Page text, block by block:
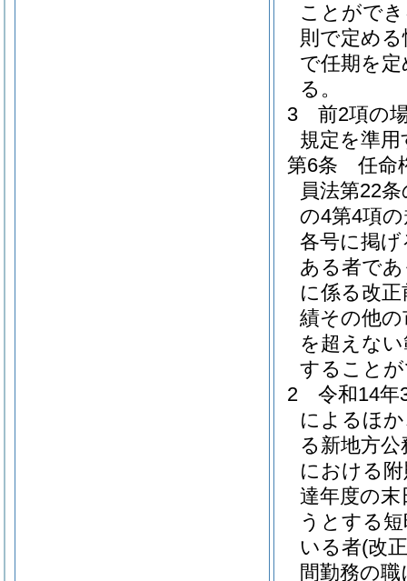
ことがで
則で定め
で任期を
る。
3
前2項の
規定を準用
第6条
任命
員法第22
の4第4項
各号に掲
ある者で
に係る改
績その他
を超えな
すること
2
令和14年
によるほ
る新地方
における
達年度の
うとする
いる者(改
間勤務の